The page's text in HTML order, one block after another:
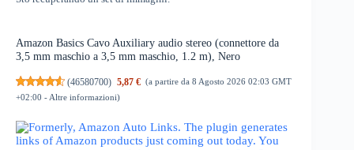
Amazon Basics Cavo Auxiliary audio stereo (connettore da
3,5 mm maschio a 3,5 mm maschio, 1.2 m), Nero
(46580700) 5,87 € (a partire da 8 Agosto 2026 02:03 GMT
+02:00 - Altre informazioni)